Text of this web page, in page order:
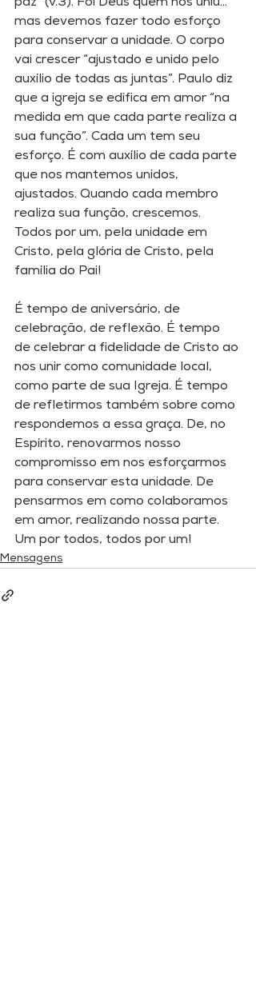
paz” (v.3). Foi Deus quem nos uniu...
mas devemos fazer todo esforço
para conservar a unidade. O corpo
vai crescer “ajustado e unido pelo
auxílio de todas as juntas”. Paulo diz
que a igreja se edifica em amor “na
medida em que cada parte realiza a
sua função”. Cada um tem seu
esforço. É com auxílio de cada parte
que nos mantemos unidos,
ajustados. Quando cada membro
realiza sua função, crescemos.
Todos por um, pela unidade em
Cristo, pela glória de Cristo, pela
família do Pai!
É tempo de aniversário, de
celebração, de reflexão. É tempo
de celebrar a fidelidade de Cristo ao
nos unir como comunidade local,
como parte de sua Igreja. É tempo
de refletirmos também sobre como
respondemos a essa graça. De, no
Espírito, renovarmos nosso
compromisso em nos esforçarmos
para conservar esta unidade. De
pensarmos em como colaboramos
em amor, realizando nossa parte.
Um por todos, todos por um!
Mensagens